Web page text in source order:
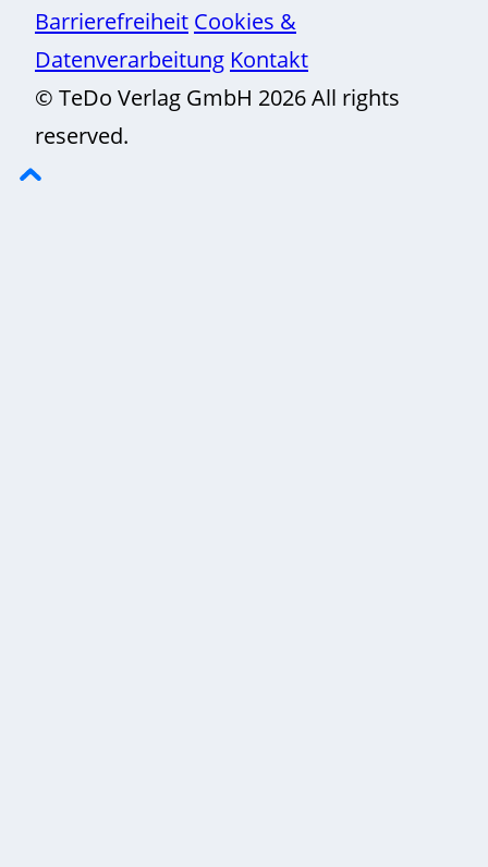
Barrierefreiheit Cookies &
Datenverarbeitung Kontakt
© TeDo Verlag GmbH 2026 All rights
reserved.